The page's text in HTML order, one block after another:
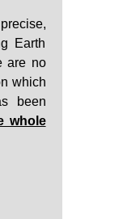
Earth
are no
which
been
whole